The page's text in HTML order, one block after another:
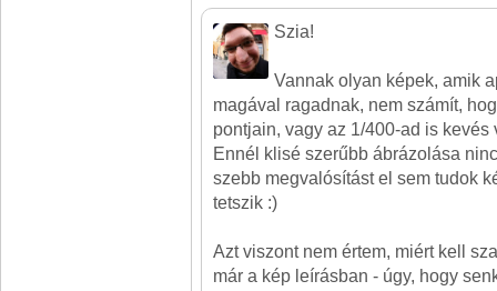
Szia!
Vannak olyan képek, amik
magával ragadnak, nem számít,
pontjain, vagy az 1/400-ad is kevés
Ennél klisé szerűbb ábrázolása
szebb megvalósítást el sem tudok
tetszik :)
Azt viszont nem értem, miért kell
már a kép leírásban - úgy, hogy